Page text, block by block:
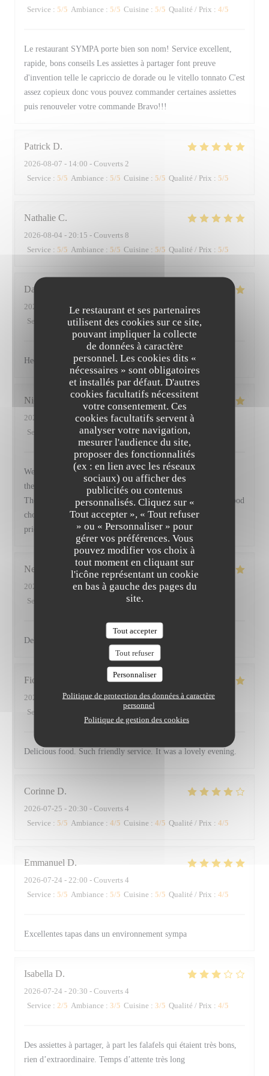
Le restaurant et ses partenaires
utilisent des cookies sur ce site,
pouvant impliquer la collecte
de données à caractère
personnel. Les cookies dits «
nécessaires » sont obligatoires
et installés par défaut. D'autres
cookies facultatifs nécessitent
votre consentement. Ces
cookies facultatifs servent à
analyser votre navigation,
mesurer l'audience du site,
proposer des fonctionnalités
(ex : en lien avec les réseaux
sociaux) ou afficher des
publicités ou contenus
personnalisés. Cliquez sur «
Tout accepter », « Tout refuser
» ou « Personnaliser » pour
gérer vos préférences. Vous
pouvez modifier vos choix à
tout moment en cliquant sur
l'icône représentant un cookie
en bas à gauche des pages du
site.
Tout accepter
Tout refuser
Personnaliser
Politique de protection des données à caractère
personnel
Politique de gestion des cookies
Service : 5/5 Ambiance : 5/5 Cuisine : 5/5 Qualité / Prix : 4/5
Le restaurant SYMPA porte bien son nom! Service excellent,
rapide, bons conseils Les assiettes à partager font preuve
d'invention telle le capriccio de dorade ou le vitello tonnato C'est
assez copieux donc vous pouvez commander certaines assiettes
puis renouveler votre commande Bravo!!!
Patrick D
2026-08-07 - 14:00 - Couverts 2
Service : 5/5 Ambiance : 5/5 Cuisine : 5/5 Qualité / Prix : 5/5
Nathalie C
2026-08-04 - 20:15 - Couverts 8
Service : 5/5 Ambiance : 5/5 Cuisine : 5/5 Qualité / Prix : 5/5
Dave
2026-07-30
- 20:00 - Couverts 2
Service
/5 Ambiance : 4/5 Cuisine: 5/5 Qualité / Prix
Heerlijke gerechten en uitstekende bediening!
Nicola
2026-07-31
- 13:00 - Couverts 2
Service
Ambiance: 4/5 Cuisine: 5/5 Qualité / Prix
We enjoyed a great lunch here. The food was seasonal and all
the dishes we enjoyed were well executed and keenly priced.
The octopus and gazpacho were especially good. There is a good
choice of wines by the glass and some excellent beers. Well
priced for the quality of the food-great service too.
Neslihan
2026-07-30
- 19:30 - Couverts 2
Service
Cuisine
Delicious plates with with cool tattooed staffs💁🏽‍♂️
Fiona
2026-07-28 - 19:00 - Couverts 6
Service
Cuisine:
Delicious food. Such friendly service. It was a lovely evening.
Corinne D
2026-07-25 - 20:30 - Couverts 4
Service : 5/5 Ambiance : 4/5 Cuisine : 4/5 Qualité / Prix : 4/5
Emmanuel D
2026-07-24 - 22:00 - Couverts 4
Service : 5/5 Ambiance : 5/5 Cuisine : 5/5 Qualité / Prix : 4/5
Excellentes tapas dans un environnement sympa
Isabella D
2026-07-24 - 20:30 - Couverts 4
Service : 2/5 Ambiance : 3/5 Cuisine : 3/5 Qualité / Prix : 4/5
Des assiettes à partager, à part les falafels qui étaient très bons,
rien d’extraordinaire. Temps d’attente très long
SYMPA